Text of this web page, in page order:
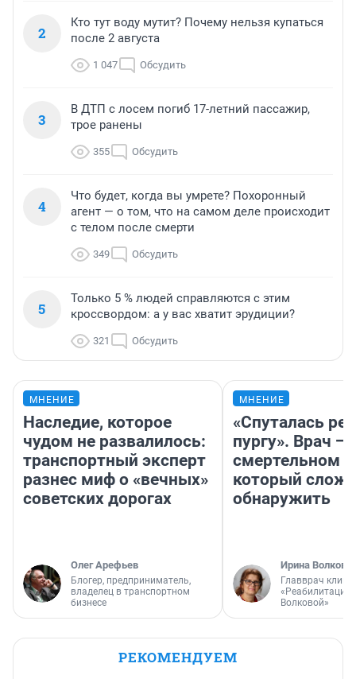
2
Кто тут воду мутит? Почему нельзя купаться
после 2 августа
1 047 Обсудить
3
В ДТП с лосем погиб 17-летний пассажир,
трое ранены
355 Обсудить
4
Что будет, когда вы умрете? Похоронный
агент — о том, что на самом деле происходит
с телом после смерти
349 Обсудить
5
Только 5 % людей справляются с этим
кроссвордом: а у вас хватит эрудиции?
321 Обсудить
МНЕНИЕ
Наследие, которое
чудом не развалилось:
транспортный эксперт
разнес миф о «вечных»
советских дорогах
Олег Арефьев
Блогер, предприниматель,
владелец в транспортном
бизнесе
МНЕНИЕ
«Спуталась
пургу». Врач —
смертельном
который
обнаружить
Ирина Волкова
Главврач
«Реабилитация
Волковой»
РЕКОМЕНДУЕМ